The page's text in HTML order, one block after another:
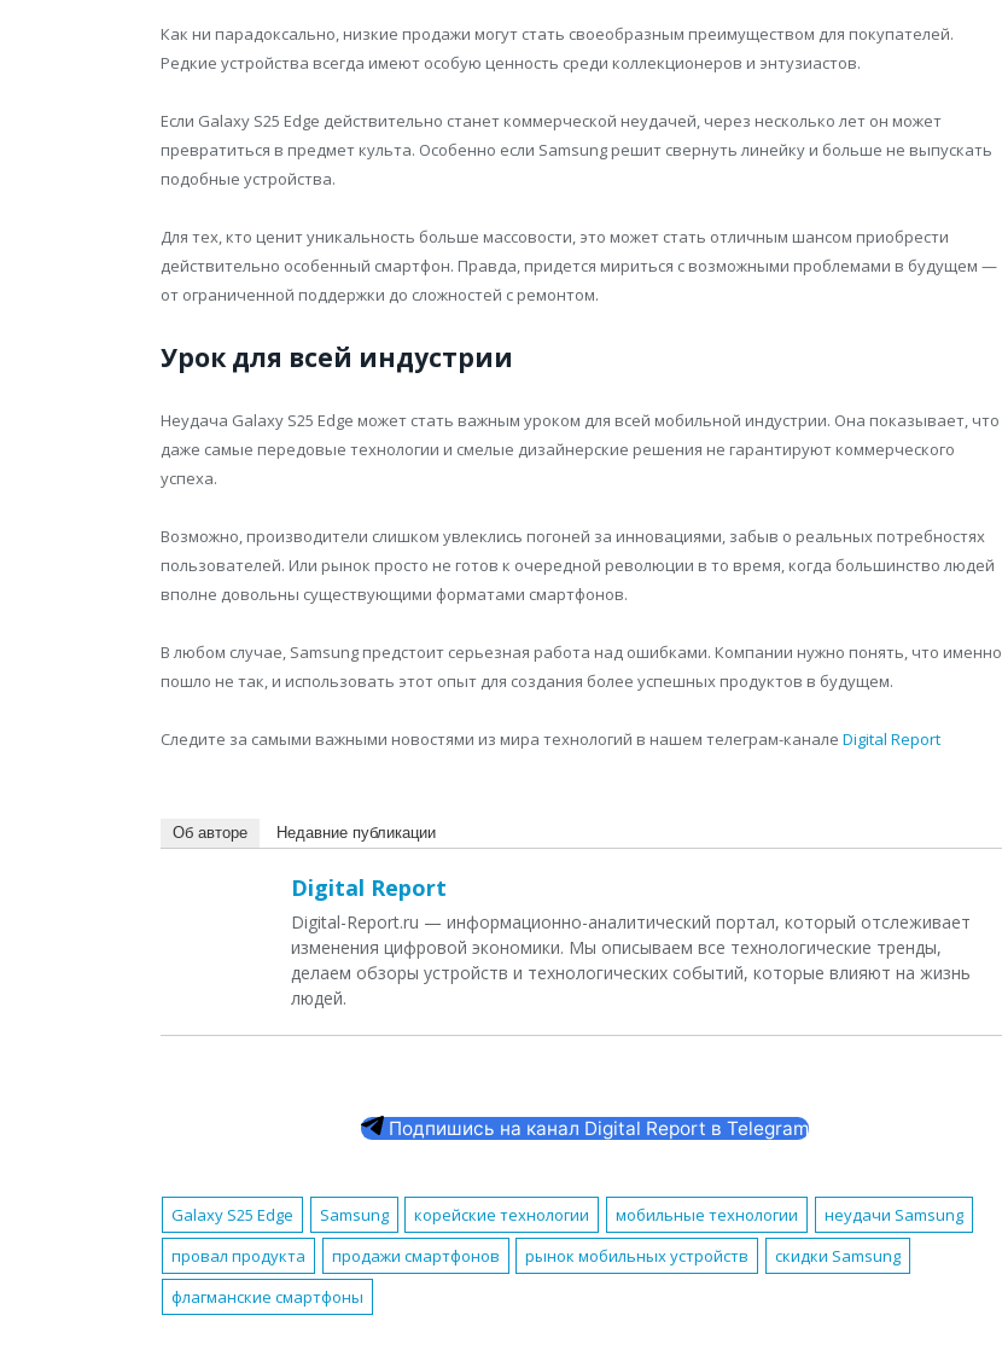
Как ни парадоксально, низкие продажи могут стать своеобразным преимуществом для покупателей.
Редкие устройства всегда имеют особую ценность среди коллекционеров и энтузиастов.
Если Galaxy S25 Edge действительно станет коммерческой неудачей, через несколько лет он может
превратиться в предмет культа. Особенно если Samsung решит свернуть линейку и больше не выпускать
подобные устройства.
Для тех, кто ценит уникальность больше массовости, это может стать отличным шансом приобрести
действительно особенный смартфон. Правда, придется мириться с возможными проблемами в будущем —
от ограниченной поддержки до сложностей с ремонтом.
Урок для всей индустрии
Неудача Galaxy S25 Edge может стать важным уроком для всей мобильной индустрии. Она показывает, что
даже самые передовые технологии и смелые дизайнерские решения не гарантируют коммерческого
успеха.
Возможно, производители слишком увлеклись погоней за инновациями, забыв о реальных потребностях
пользователей. Или рынок просто не готов к очередной революции в то время, когда большинство людей
вполне довольны существующими форматами смартфонов.
В любом случае, Samsung предстоит серьезная работа над ошибками. Компании нужно понять, что именно
пошло не так, и использовать этот опыт для создания более успешных продуктов в будущем.
Следите за самыми важными новостями из мира технологий в нашем телеграм-канале Digital Report
Об авторе Недавние публикации
Digital Report
Digital-Report.ru — информационно-аналитический портал, который отслеживает
изменения цифровой экономики. Мы описываем все технологические тренды,
делаем обзоры устройств и технологических событий, которые влияют на жизнь
людей.
Подпишись на канал Digital Report в Telegram
Galaxy S25 Edge Samsung корейские технологии мобильные технологии
неудачи Samsung
провал продукта
продажи смартфонов рынок мобильных устройств
скидки Samsung
флагманские смартфоны